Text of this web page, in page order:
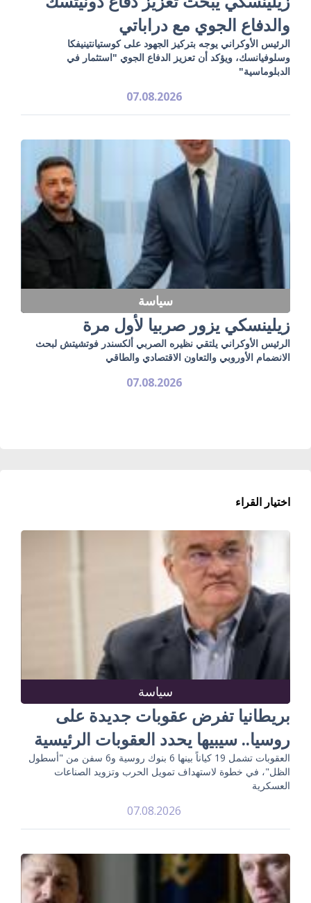
والدفاع الجوي مع دراباتي
الرئيس الأوكراني يوجه بتركيز الجهود على كوستيانتينيفكا
وسلوفيانسك، ويؤكد أن تعزيز الدفاع الجوي "استثمار في
الدبلوماسية"
07.08.2026
سياسة
زيلينسكي يزور صربيا لأول مرة
الرئيس الأوكراني يلتقي نظيره الصربي ألكسندر فوتشيتش لبحث
الانضمام الأوروبي والتعاون الاقتصادي والطاقي
07.08.2026
اختيار القراء
سياسة
بريطانيا تفرض عقوبات جديدة على
روسيا.. سيبيها يحدد العقوبات الرئيسية
العقوبات تشمل 19 كياناً بينها 6 بنوك روسية و6 سفن من "أسطول
الظل"، في خطوة لاستهداف تمويل الحرب وتزويد الصناعات
العسكرية
07.08.2026